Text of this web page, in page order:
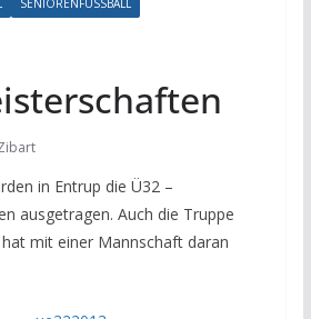
in Entrup die Ü32 –
ausgetragen. Auch die Truppe
hat mit einer Mannschaft daran